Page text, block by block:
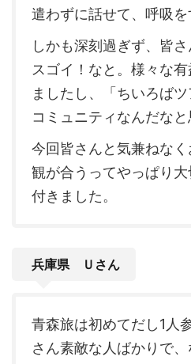
遣わずに話せて、呼吸を
しかも深刻過ぎず、皆
スゴイ！なと。様々な
ましたし、「ちいろば
コミュニティなんだなと
今回皆さんと気兼ねな
観が合うってやっぱり
付きました。
兵庫県 Ｕさん
青森旅は初めてだし1人
さん素敵な人ばかりで